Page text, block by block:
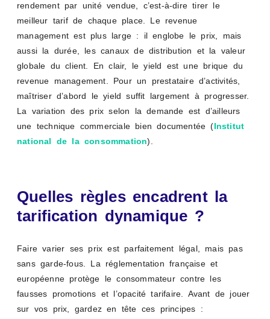
rendement par unité vendue, c’est-à-dire tirer le
meilleur tarif de chaque place. Le revenue
management est plus large : il englobe le prix, mais
aussi la durée, les canaux de distribution et la valeur
globale du client. En clair, le yield est une brique du
revenue management. Pour un prestataire d’activités,
maîtriser d’abord le yield suffit largement à progresser.
La variation des prix selon la demande est d’ailleurs
une technique commerciale bien documentée (Institut
national de la consommation).
Quelles règles encadrent la
tarification dynamique ?
Faire varier ses prix est parfaitement légal, mais pas
sans garde-fous. La réglementation française et
européenne protège le consommateur contre les
fausses promotions et l’opacité tarifaire. Avant de jouer
sur vos prix, gardez en tête ces principes :